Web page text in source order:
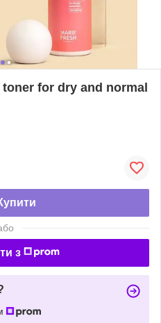
toner for dry and normal
з